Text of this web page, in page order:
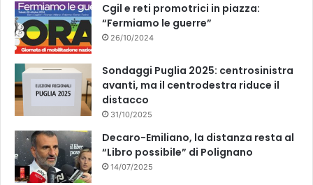
k
Cgil e reti promotrici in piazza:
“Fermiamo le guerre”
26/10/2024
Sondaggi Puglia 2025: centrosinistra
avanti, ma il centrodestra riduce il
distacco
31/10/2025
Decaro-Emiliano, la distanza resta al
“Libro possibile” di Polignano
14/07/2025